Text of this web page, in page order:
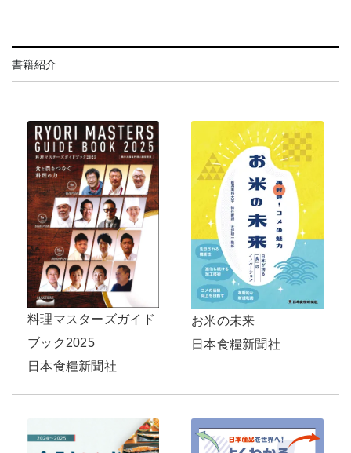
書籍紹介
料理マスターズガイド
ブック2025
日本食糧新聞社
お米の未来
日本食糧新聞社